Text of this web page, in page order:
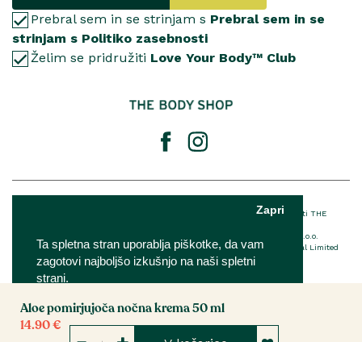
Ta spletna stran uporablja piškotke, da vam
zagotovi najboljšo izkušnjo na naši spletni
strani.
Zapri
Nastavitve Sprejmi
Aloe pomirjujoča nočna krema 50 ml
14.90 €
Prebral sem in se strinjam s Prebral sem in se
strinjam s Politiko zasebnosti
Želim se pridružiti Love Your Body™ Club
® Registrirana blagovna znamka podjetja THE BODY SHOP LIMITED™ v lasti THE
The Body Shop franšiza je v lasti in upravljanju podjetja IQ Verde d.o.o.
Za podrobnosti o EU imenovani odgovorni osebi The Body Shop International Limited
kliknitetukaj